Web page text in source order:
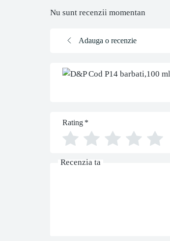
Nu sunt recenzii momentan
Adauga o recenzie
Rating *
Recenzia ta